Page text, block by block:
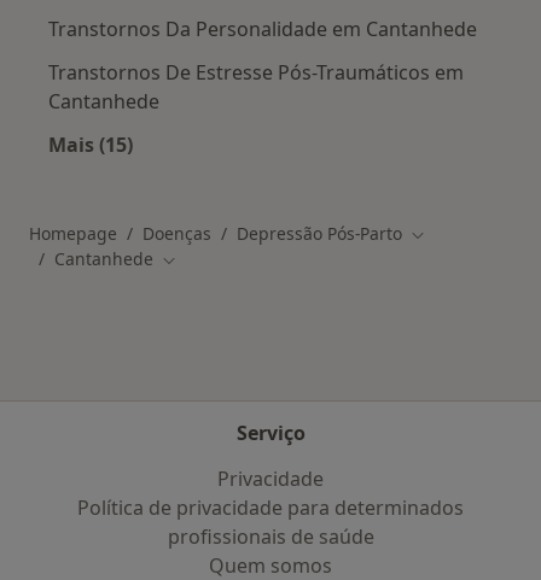
Transtornos Da Personalidade em Cantanhede
Transtornos De Estresse Pós-Traumáticos em
Cantanhede
Mais (15)
Homepage Doenças Depressão Pós-Parto Mudar de
Cantanhede Mudar de cidade
Serviço
Privacidade
Política de privacidade para determinados
profissionais de saúde
Quem somos